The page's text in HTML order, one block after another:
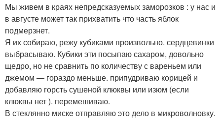
Мы живем в краях непредсказуемых заморозков : у нас и
в августе может так прихватить что часть яблок
подмерзнет.
Я их собираю, режу кубиками произвольно. сердцевинки
выбрасываю. Кубики эти посыпаю сахаром, довольно
щедро, но не сравнить по количеству с вареньем или
джемом — гораздо меньше. припудриваю корицей и
добавляю горсть сушеной клюквы или изюм (если
клюквы нет ). перемешиваю.
В стеклянно мискe отправляю это дело в микроволновку.